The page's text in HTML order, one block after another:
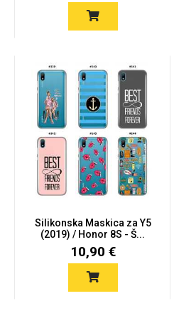
Silikonska Maskica za Y5
(2019) / Honor 8S - Š...
10,90 €
MarbleMania
Crtani filmovi